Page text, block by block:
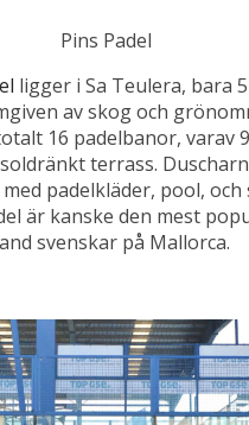
Pins Padel
ligger i Sa Teulera, bara
av skog och
16 padelbanor, varav
terrass.
padelkläder, pool, och
är kanske den mest
svenskar på Mallorca.